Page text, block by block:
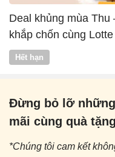
Deal khủng mùa Thu
khắp chốn cùng
Vntrip
Hết hạn
Đừng bỏ lỡ
mãi cùng quà
*Chúng tôi cam kết